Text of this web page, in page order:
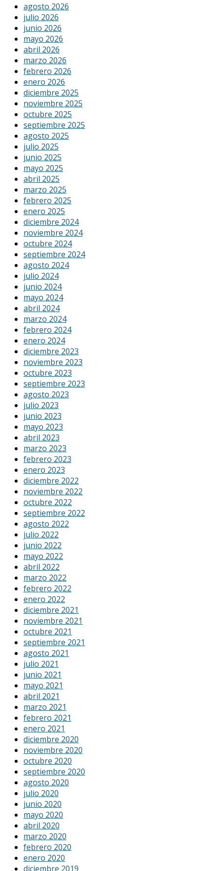
agosto 2026
julio 2026
junio 2026
mayo 2026
abril 2026
marzo 2026
febrero 2026
enero 2026
diciembre 2025
noviembre 2025
octubre 2025
septiembre 2025
agosto 2025
julio 2025
junio 2025
mayo 2025
abril 2025
marzo 2025
febrero 2025
enero 2025
diciembre 2024
noviembre 2024
octubre 2024
septiembre 2024
agosto 2024
julio 2024
junio 2024
mayo 2024
abril 2024
marzo 2024
febrero 2024
enero 2024
diciembre 2023
noviembre 2023
octubre 2023
septiembre 2023
agosto 2023
julio 2023
junio 2023
mayo 2023
abril 2023
marzo 2023
febrero 2023
enero 2023
diciembre 2022
noviembre 2022
octubre 2022
septiembre 2022
agosto 2022
julio 2022
junio 2022
mayo 2022
abril 2022
marzo 2022
febrero 2022
enero 2022
diciembre 2021
noviembre 2021
octubre 2021
septiembre 2021
agosto 2021
julio 2021
junio 2021
mayo 2021
abril 2021
marzo 2021
febrero 2021
enero 2021
diciembre 2020
noviembre 2020
octubre 2020
septiembre 2020
agosto 2020
julio 2020
junio 2020
mayo 2020
abril 2020
marzo 2020
febrero 2020
enero 2020
diciembre 2019